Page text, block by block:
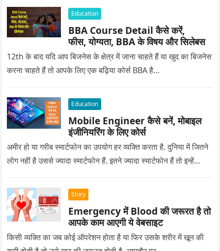
Education
BBA Course Detail कैसे करें,
फीस, योग्यता, BBA के विषय और सिलेबस
12th के बाद यदि आप बिजनेस के क्षेत्र में जाना चाहते हैं या खुद का बिजनेस
करना चाहते हैं तो आपके लिए एक बढ़िया कोर्स BBA है…
Education
Mobile Engineer कैसे बनें, मोबाइल
इंजीनियरिंग के लिए कोर्स
अमीर हो या गरीब स्मार्टफोन का उपयोग हर व्यक्ति करता है. दुनिया में जितने
लोग नहीं है उससे ज्यादा स्मार्टफोन हैं. इतने ज्यादा स्मार्टफोन हैं तो इन्हें…
Story
Emergency में Blood की जरूरत है तो
आपके काम आएगी ये वेबसाइट
किसी व्यक्ति का जब कोई ऑपरेशन होता है या फिर उसके शरीर में खून की